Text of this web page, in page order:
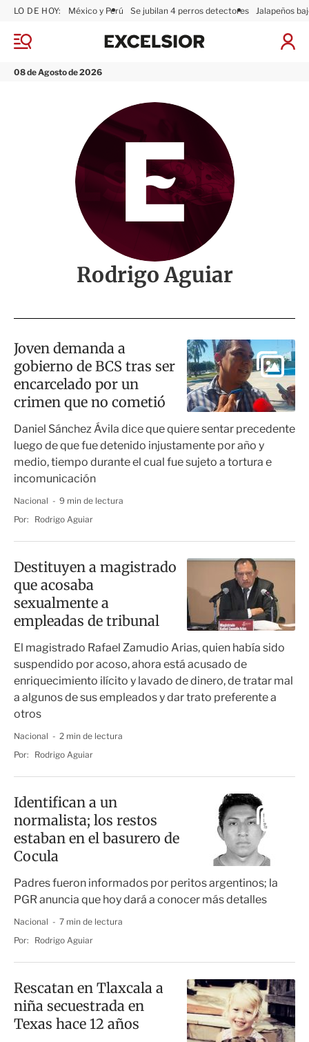
M
n
08 de Agosto de 2026
LO DE HOY: México y Perú Se jubilan 4 perros detectores Jalapeños
I
x
o
Rodrigo Aguiar
Joven demanda a
gobierno de BCS tras ser
encarcelado por un
crimen que no cometió
Daniel Sánchez Ávila dice que quiere sentar precedente
luego de que fue detenido injustamente por año y
medio, tiempo durante el cual fue sujeto a tortura e
incomunicación
Nacional
9 min de lectura
Por:
Rodrigo Aguiar
Destituyen a magistrado
que acosaba
sexualmente a
empleadas de tribunal
El magistrado Rafael Zamudio Arias, quien había sido
suspendido por acoso, ahora está acusado de
enriquecimiento ilícito y lavado de dinero, de tratar mal
a algunos de sus empleados y dar trato preferente a
otros
Nacional
2 min de lectura
Por:
Rodrigo Aguiar
Identifican a un
normalista; los restos
estaban en el basurero de
Cocula
Padres fueron informados por peritos argentinos; la
PGR anuncia que hoy dará a conocer más detalles
Nacional
7 min de lectura
Por:
Rodrigo Aguiar
Rescatan en Tlaxcala a
niña secuestrada en
Texas hace 12 años